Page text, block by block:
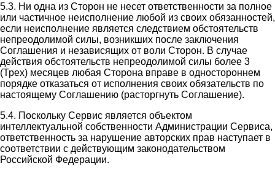
5.3. Ни одна из Сторон не несет ответственности за полное
или частичное неисполнение любой из своих обязанностей,
если неисполнение является следствием обстоятельств
непреодолимой силы, возникших после заключения
Соглашения и независящих от воли Сторон. В случае
действия обстоятельств непреодолимой силы более 3
(Трех) месяцев любая Сторона вправе в одностороннем
порядке отказаться от исполнения своих обязательств по
настоящему Соглашению (расторгнуть Соглашение).
5.4. Поскольку Сервис является объектом
интеллектуальной собственности Администрации Сервиса,
ответственность за нарушение авторских прав наступает в
соответствии с действующим законодательством
Российской Федерации.